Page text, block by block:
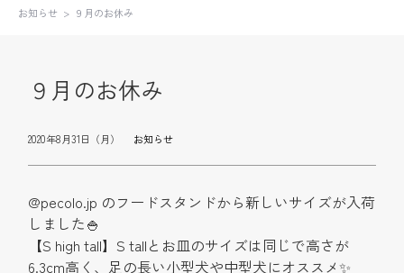
お知らせ ９月のお休み
９月のお休み
2020年8月31日（月） お知らせ
@pecolo.jp のフードスタンドから新しいサイズが入荷
しました🍚
【S high tall】S tallとお皿のサイズは同じで高さが
6.3cm高く、足の長い小型犬や中型犬にオススメ✨